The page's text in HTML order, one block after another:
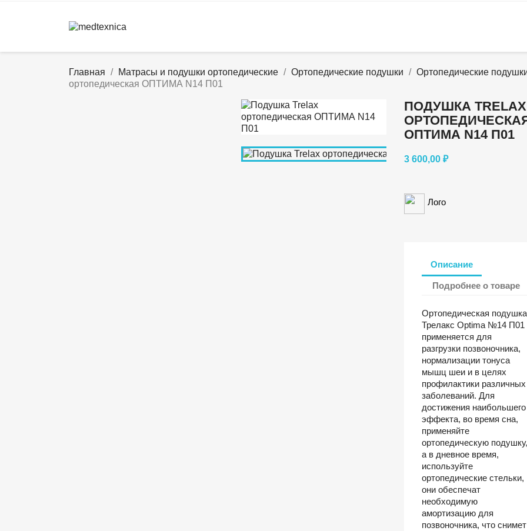
Главная Матрасы и подушки ортопедические Ортопедические подушки Ортопедические
ортопедическая ОПТИМА N14 П01
ПОДУШКА TRELAX
ОПТИМА N14 П01
3 600,00 ₽
Лого
Описание
Подробнее о товаре
Ортопедическая подушка
Трелакс Optima №14 П01
применяется для
разгрузки позвоночника,
нормализации тонуса
мышц шеи и в целях
профилактики различных
заболеваний. Для
достижения наибольшего
эффекта, во время сна,
применяйте
ортопедическую подушку,
а в дневное время,
используйте
ортопедические стельки,
они обеспечат
необходимую
амортизацию для
позвоночника, что снимет